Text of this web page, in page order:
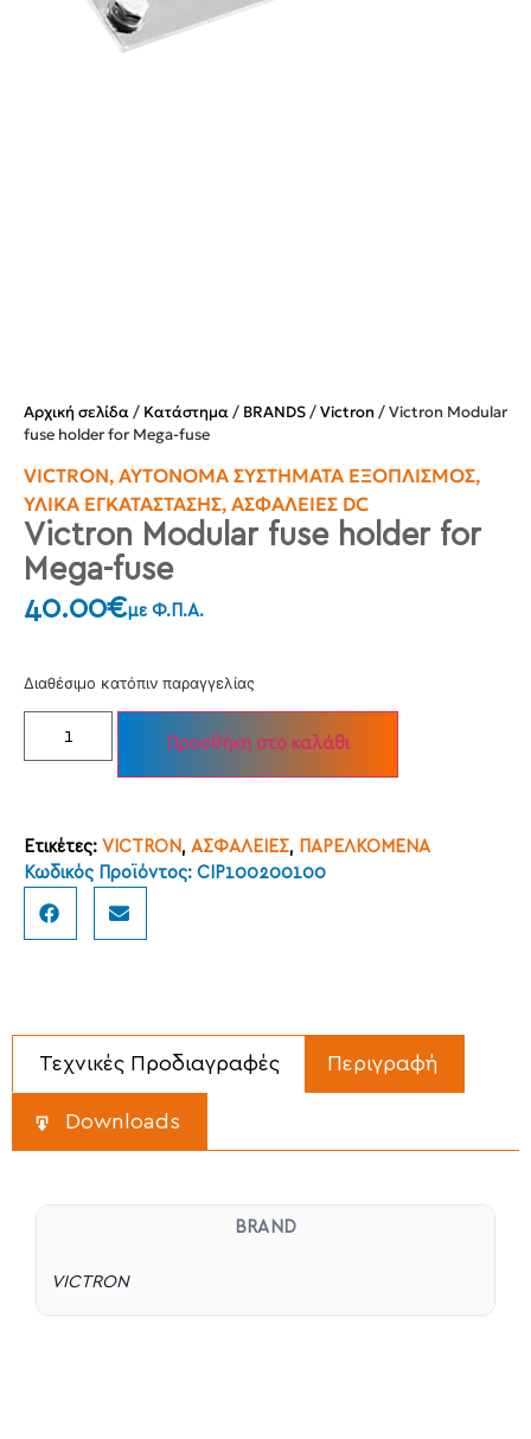
Αρχική σελίδα/ Κατάστημα/ BRANDS/Victron / Victron Modular
fuse holder for Mega-fuse
VICTRON, ΑΥΤΌΝΟΜΑ ΣΥΣΤΉΜΑΤΑ ΕΞΟΠΛΙΣΜΌΣ,
ΥΛΙΚΆ ΕΓΚΑΤΆΣΤΑΣΗΣ, ΑΣΦΆΛΕΙΕΣ DC
Victron Modular fuse holder for
Mega-fuse
40.00€με Φ.Π.Α.
Διαθέσιμο κατόπιν παραγγελίας
Προσθήκη στο καλάθι
Ετικέτες: VICTRON, ΑΣΦΑΛΕΙΕΣ, ΠΑΡΕΛΚΟΜΕΝΑ
Κωδικός Προϊόντος: CIP100200100
Περιγραφή
Τεχνικές Προδιαγραφές
Downloads
BRAND
VICTRON